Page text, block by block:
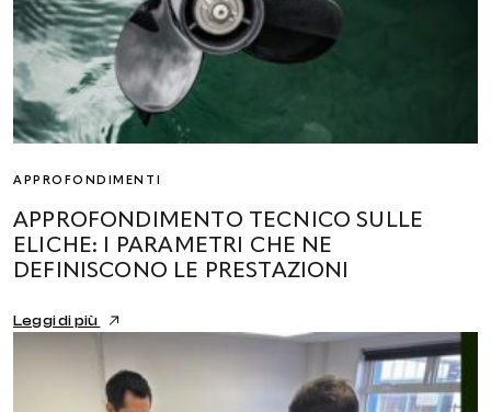
APPROFONDIMENTI
APPROFONDIMENTO TECNICO SULLE
ELICHE: I PARAMETRI CHE NE
DEFINISCONO LE PRESTAZIONI
Leggi di più